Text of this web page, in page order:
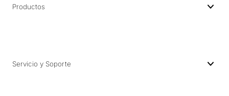
Productos
Servicio y Soporte